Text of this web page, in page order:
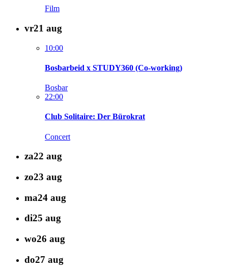
Film
vr21 aug
10:00
Bosbarbeid x STUDY360 (Co-working)
Bosbar
22:00
Club Solitaire: Der Bürokrat
Concert
za22 aug
zo23 aug
ma24 aug
di25 aug
wo26 aug
do27 aug